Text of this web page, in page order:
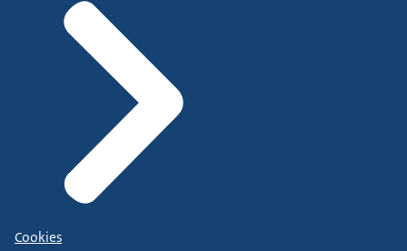
Cookies